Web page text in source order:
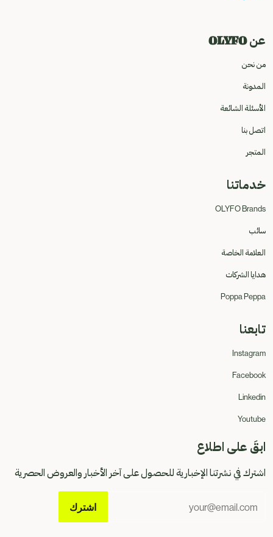
عن OLYFO
من نحن
المدونة
الأسئلة الشائعة
اتصل بنا
المتجر
خدماتنا
OLYFO Brands
سائب
العلامة الخاصة
هدايا الشركات
Poppa Peppa
تابعنا
Instagram
Facebook
Linkedin
Youtube
ابقَ على اطلاع
اشترك في نشرتنا الإخبارية للحصول على آخر الأخبار والعروض الحصرية
اشترك